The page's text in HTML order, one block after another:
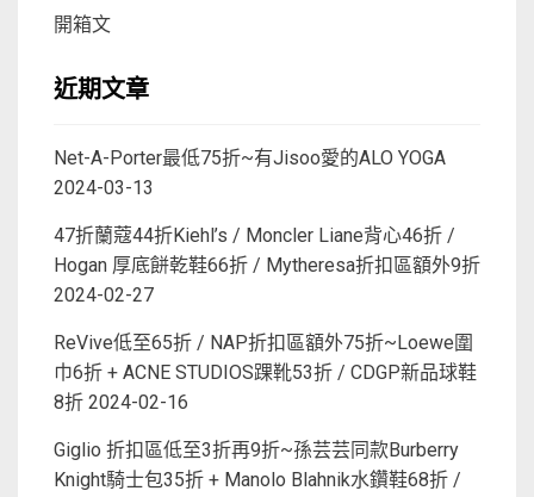
開箱文
近期文章
Net-A-Porter最低75折~有Jisoo愛的ALO YOGA
2024-03-13
47折蘭蔻44折Kiehl’s / Moncler Liane背心46折 /
Hogan 厚底餅乾鞋66折 / Mytheresa折扣區額外9折
2024-02-27
ReVive低至65折 / NAP折扣區額外75折~Loewe圍
巾6折 + ACNE STUDIOS踝靴53折 / CDGP新品球鞋
8折 2024-02-16
Giglio 折扣區低至3折再9折~孫芸芸同款Burberry
Knight騎士包35折 + Manolo Blahnik水鑽鞋68折 /